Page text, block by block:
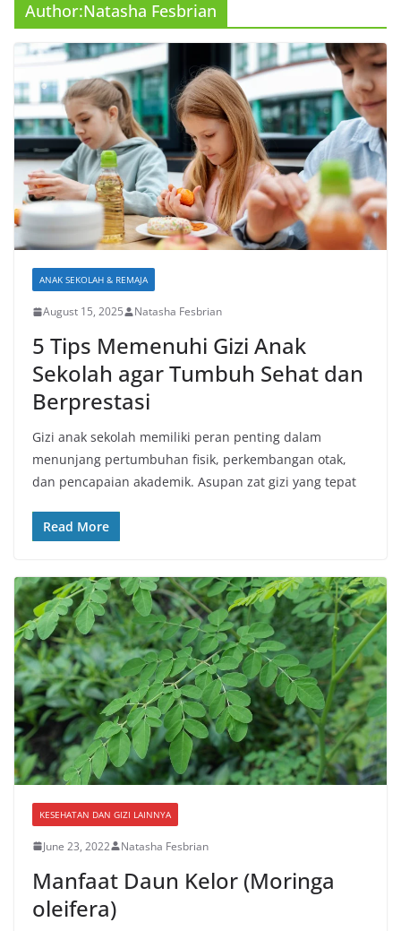
Author:Natasha Fesbrian
ANAK SEKOLAH & REMAJA
August 15, 2025 Natasha Fesbrian
5 Tips Memenuhi Gizi Anak
Sekolah agar Tumbuh Sehat dan
Berprestasi
Gizi anak sekolah memiliki peran penting dalam
menunjang pertumbuhan fisik, perkembangan otak,
dan pencapaian akademik. Asupan zat gizi yang tepat
Read More
KESEHATAN DAN GIZI LAINNYA
June 23, 2022 Natasha Fesbrian
Manfaat Daun Kelor (Moringa
oleifera)